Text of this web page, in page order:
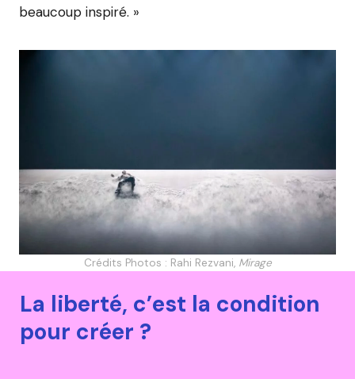
beaucoup inspiré. »
Crédits Photos : Rahi Rezvani, Mirage
La liberté, c’est la condition
pour créer ?